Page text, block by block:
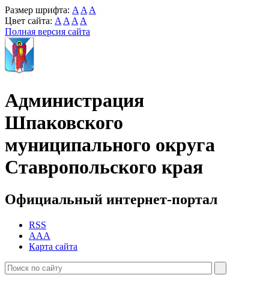
Размер шрифта: A A A
Цвет сайта: A A A A
Полная версия сайта
Администрация
Шпаковского
муниципального округа
Ставропольского края
Официальный интернет-портал
RSS
AAA
Карта сайта